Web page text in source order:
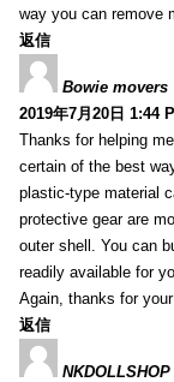
way you can remove
返信
Bowie movers
2019年7月20日 1:44
Thanks for helping
certain of the best
plastic-type material
protective gear are
outer shell. You can
readily available for
Again, thanks for your
返信
NKDOLLSHOP